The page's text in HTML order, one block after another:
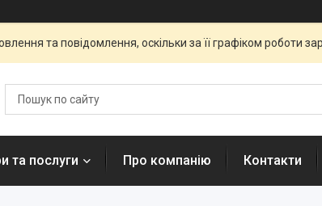
та повідомлення, оскільки за її графіком роботи
та послуги Про компанію Контакти